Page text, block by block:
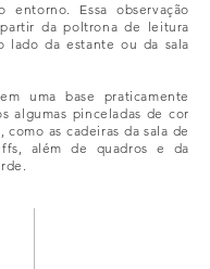
entorno. Essa observação
da poltrona de leitura
lado da estante ou da sala
uma base praticamente
algumas pinceladas de cor
como as cadeiras da sala de
além de quadros e da